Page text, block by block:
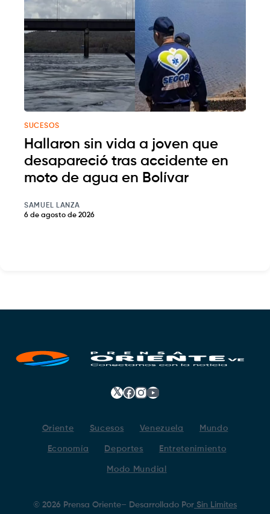
SUCESOS
Hallaron sin vida a joven que
desapareció tras accidente en
moto de agua en Bolívar
SAMUEL LANZA
6 de agosto de 2026
𝕏 Facebook
Instagram
YouTube
Oriente Sucesos Venezuela Mundo
Economía Deportes Entretenimiento
Modo Mundial
© 2026 Prensa Oriente– Desarrollado Por Sin Limites